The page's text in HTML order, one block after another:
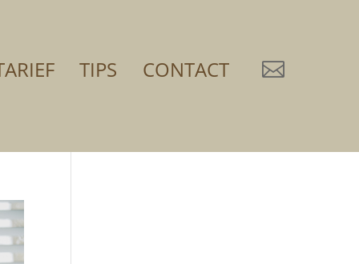
TIPS CONTACT 